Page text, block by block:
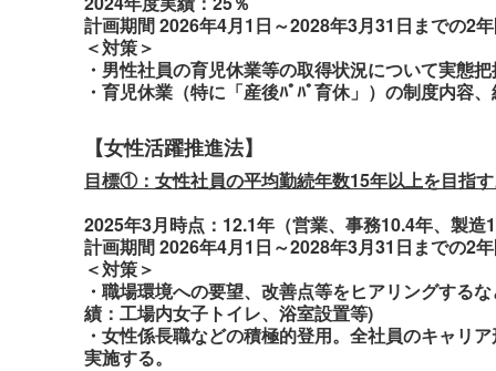
計画期間 2026年4月1日～2028年3月31日までの2
＜対策＞
・男性社員の育児休業等の取得状況について実態
・育児休業（特に「産後ﾊﾟﾊﾟ育休」）の制度内容
【女性活躍推進法】
目標①：女性社員の平均勤続年数15年以上を目指
2025年3月時点：12.1年（営業、事務10.4年、製造
計画期間 2026年4月1日～2028年3月31日までの2
＜対策＞
・職場環境への要望、改善点等をヒアリングする
績：工場内女子トイレ、浴室設置等)
・女性係長職などの積極的登用。全社員のキャリ
実施する。